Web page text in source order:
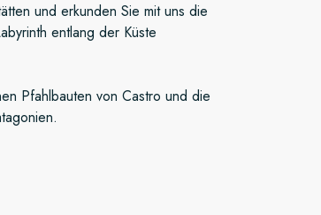
und erkunden Sie mit uns die
entlang der Küste
Pfahlbauten von Castro und die